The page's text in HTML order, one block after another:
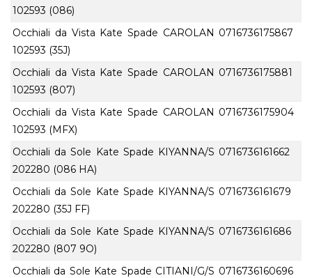
102593 (086)
Occhiali da Vista Kate Spade CAROLAN
102593 (35J)
0716736175867
Occhiali da Vista Kate Spade CAROLAN
102593 (807)
0716736175881
Occhiali da Vista Kate Spade CAROLAN
102593 (MFX)
0716736175904
Occhiali da Sole Kate Spade KIYANNA/S
202280 (086 HA)
0716736161662
Occhiali da Sole Kate Spade KIYANNA/S
202280 (35J FF)
0716736161679
Occhiali da Sole Kate Spade KIYANNA/S
202280 (807 9O)
0716736161686
Occhiali da Sole Kate Spade CITIANI/G/S 0716736160696